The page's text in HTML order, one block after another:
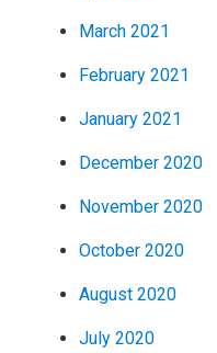
March 2021
February 2021
January 2021
December 2020
November 2020
October 2020
August 2020
July 2020